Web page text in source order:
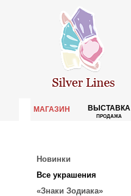
МАГАЗИН ВЫСТАВКА
ПРОДАЖА
Новинки
Все украшения
«Знаки Зодиака»